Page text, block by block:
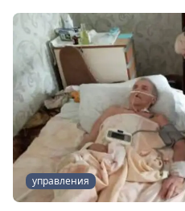
управления